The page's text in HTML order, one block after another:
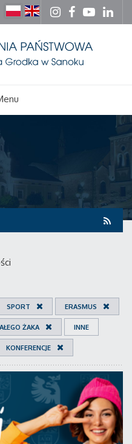
SPORT ERASMUS
ŻAKA INNE
KONFERENCJE